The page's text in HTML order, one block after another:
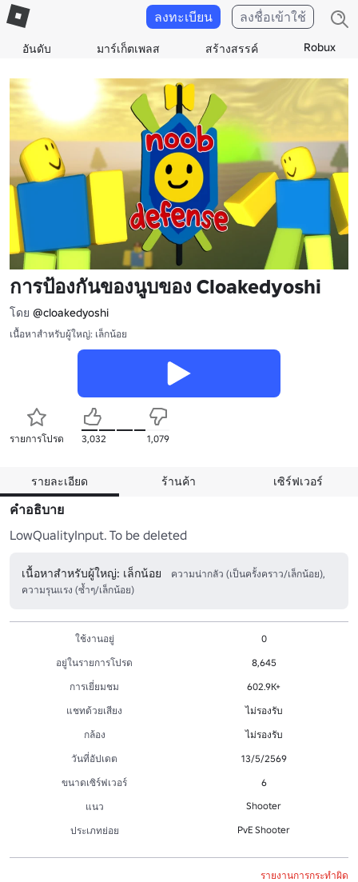
อันดับ มาร์เก็ตเพลส สร้างสรรค์ Robux
ลงทะเบียน ลงชื่อเข้าใช้
การป้องกันของนูบของ Cloakedyoshi
โดย @cloakedyoshi
เนื้อหาสำหรับผู้ใหญ่: เล็กน้อย
รายการโปรด 3,032 1,079
รายละเอียด ร้านค้า เซิร์ฟเวอร์
คำอธิบาย
LowQualityInput. To be deleted
เนื้อหาสำหรับผู้ใหญ่: เล็กน้อย
ความน่ากลัว (เป็นครั้งคราว/เล็กน้อย),
ความรุนแรง (ซ้ำๆ/เล็กน้อย)
ใช้งานอยู่
0
อยู่ในรายการโปรด
8,645
การเยี่ยมชม
602.9K+
แชทด้วยเสียง
ไม่รองรับ
กล้อง
ไม่รองรับ
วันที่อัปเดต
13/5/2569
ขนาดเซิร์ฟเวอร์
6
แนว
Shooter
ประเภทย่อย PvE Shooter
รายงานการกระทำผิด